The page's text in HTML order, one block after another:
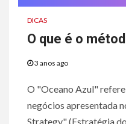
DICAS
O que é o
3 anos ago
O "Oceano Azul"
negócios apresentada
Strategy" (Estratégia do